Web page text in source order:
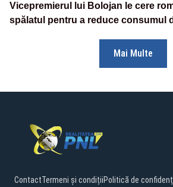
Vicepremierul lui Bolojan le cere
spălatul pentru a reduce consumul
Mai Multe
ContactTermeni și condițiiPolitică de